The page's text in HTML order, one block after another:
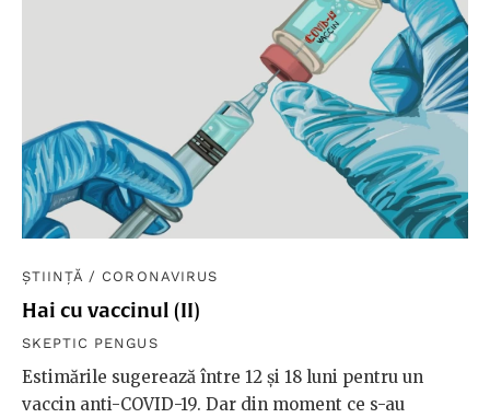
ȘTIINȚĂ / CORONAVIRUS
Hai cu vaccinul (II)
SKEPTIC PENGUS
Estimările sugerează între 12 şi 18 luni pentru un
vaccin anti-COVID-19. Dar din moment ce s-au